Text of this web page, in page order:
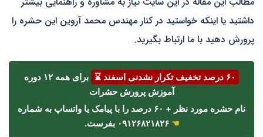
داشتید یا اینکه خواستید در کنار مهندس محمد آروین این حشره را
پرورش دهید با ما ارتباط بگیرید.
۶۰ درصد تخفیف تکرار نشدنی اسفند ⌛
برای همه ۱۲ دوره
آموزش پرورش حشرات
نام حشره مورد نظر + ۶۰ درصد را با پیامک یا واتساپ به شماره
☚ ۰۹۱۲۶۸۲۱۸۲۶ بفرست.